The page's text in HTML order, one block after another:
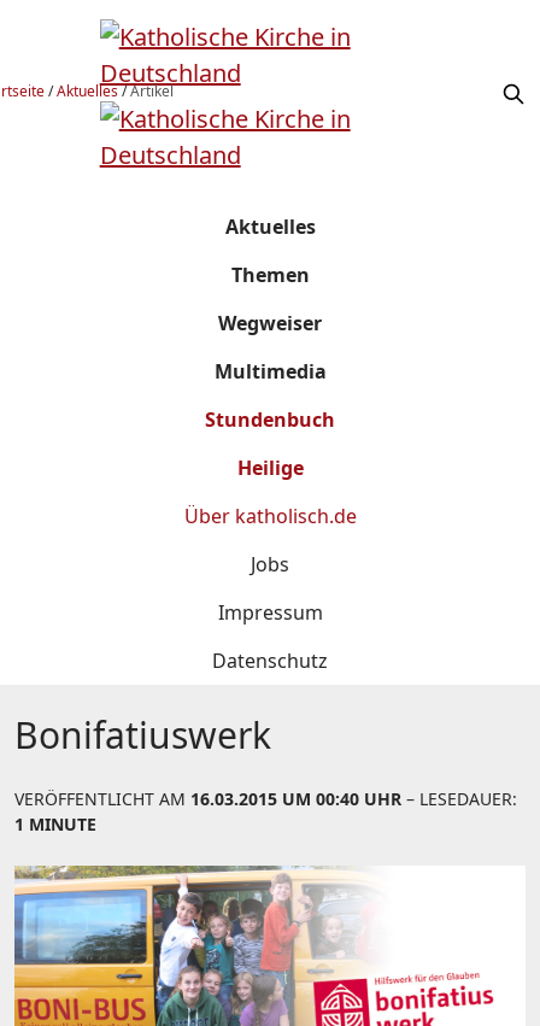
/Aktuelles/Artikel
Aktuelles
Themen
Wegweiser
Multimedia
Stundenbuch
Heilige
Über katholisch.de
Jobs
Impressum
Datenschutz
Bonifatiuswerk
VERÖFFENTLICHT AM 16.03.2015 UM 00:40 UHR – LESEDAUER:
1 MINUTE